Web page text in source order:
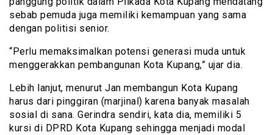
sebab pemuda juga memiliki kemampuan yang sama
dengan politisi senior.
“Perlu memaksimalkan potensi generasi muda untuk
menggerakkan pembangunan Kota Kupang,” ujar dia.
Lebih lanjut, menurut Jan membangun Kota Kupang
harus dari pinggiran (marjinal) karena banyak masalah
sosial di sana. Gerindra sendiri, kata dia, memiliki 5
kursi di DPRD Kota Kupang sehingga menjadi modal